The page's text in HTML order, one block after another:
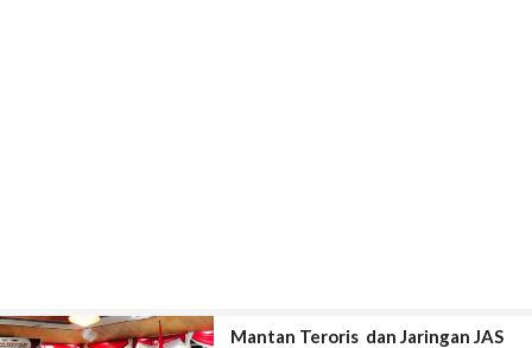
Mantan Teroris dan Jaringan JAS